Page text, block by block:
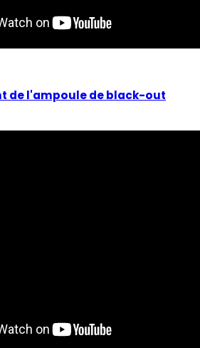
de l'ampoule de black-out